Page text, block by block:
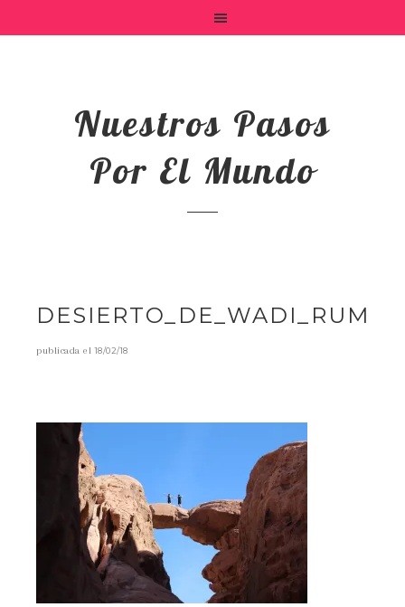
Nuestros Pasos
Por El Mundo
DESIERTO_DE_WADI_RUM
publicada el18/02/18